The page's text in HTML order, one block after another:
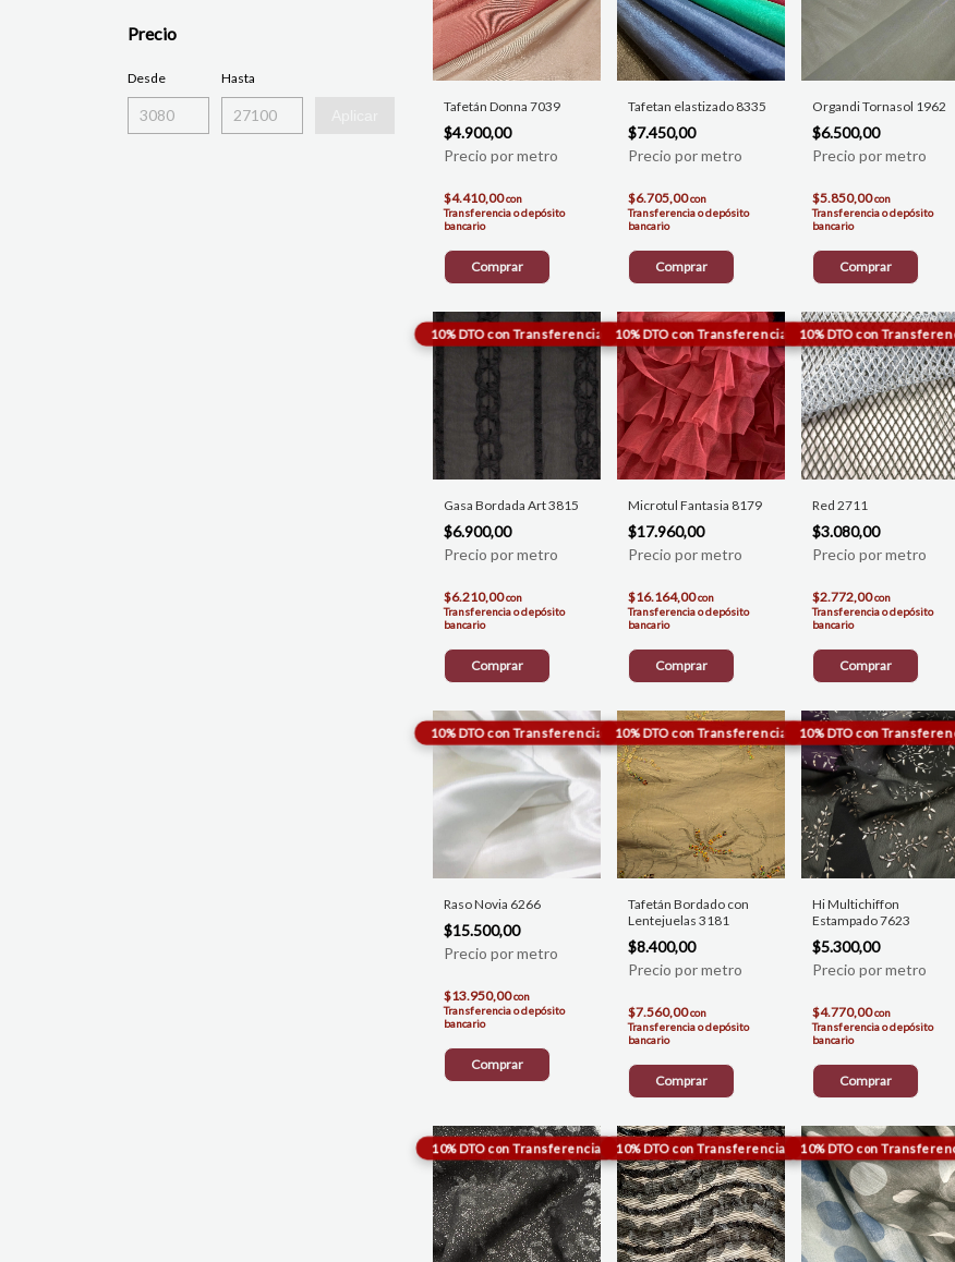
Precio
Desde Hasta
Tafetán Donna 7039
$4.900,00
$4.410,00con
Transferencia o depósito
bancario
Comprar
Tafetan elastizado 8335
$7.450,00
$6.705,00con
Transferencia o depósito
bancario
Comprar
Organdi Tornasol 1962
$6.500,00
$5.850,00con
Transferencia o depósito
bancario
Comprar
Gasa Bordada Art 3815
$6.900,00
$6.210,00con
Transferencia o depósito
bancario
Comprar
Microtul Fantasia 8179
$17.960,00
$16.164,00con
Transferencia o depósito
bancario
Comprar
Red 2711
$3.080,00
$2.772,00con
Transferencia o depósito
bancario
Comprar
Raso Novia 6266
$15.500,00
$13.950,00con
Transferencia o depósito
bancario
Comprar
Tafetán Bordado con
Lentejuelas 3181
$8.400,00
$7.560,00con
Transferencia o depósito
bancario
Comprar
Hi Multichiffon
Estampado 7623
$5.300,00
$4.770,00con
Transferencia o depósito
bancario
Comprar